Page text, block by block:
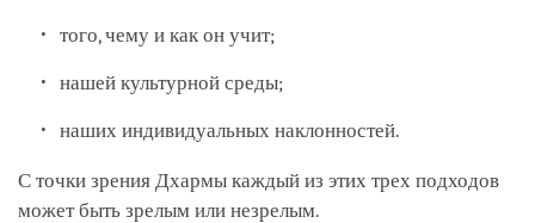
того, чему и как он учит;
нашей культурной среды;
наших индивидуальных наклонностей.
С точки зрения Дхармы каждый из этих трех подходов
может быть зрелым или незрелым.